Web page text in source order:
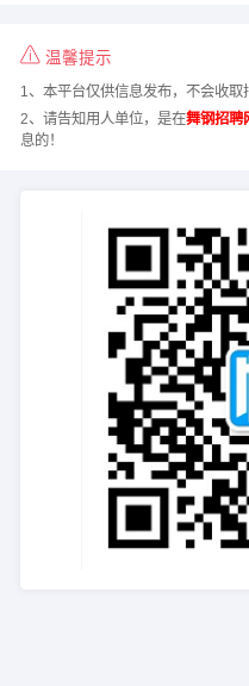
温馨提示
1、本平台仅供信息发布，不会收取
2、请告知用人单位，是在舞钢招聘
息的！